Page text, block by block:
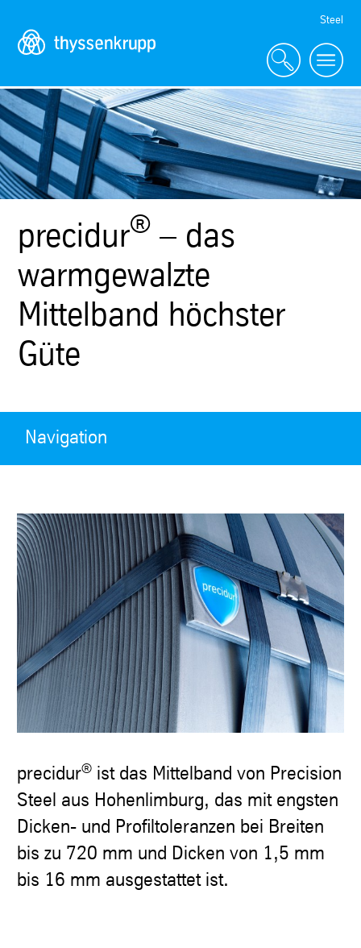
Navigation
Steel
precidur® – das
warmgewalzte
Mittelband höchster
Güte
Navigation
precidur®ist das Mittelband von Precision
Steel aus Hohenlimburg, das mit engsten
Dicken- und Profiltoleranzen bei Breiten
bis zu 720 mm und Dicken von 1,5 mm
bis 16 mm ausgestattet ist.